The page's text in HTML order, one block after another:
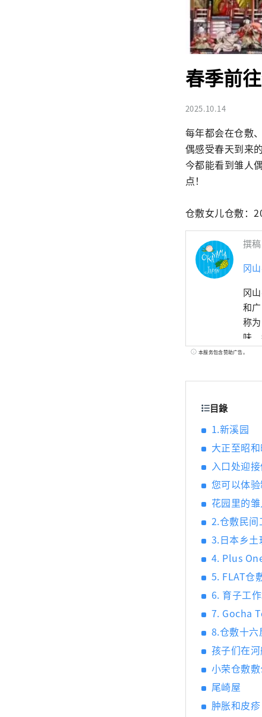
春季前
2025.10.14
每年都会在仓敷
偶感受春天到来
今都能看到雏人
点！
仓敷女儿仓敷：
撰稿
冈
冈
和广
称
味，
世
本服务包含赞助广告。
目錄
1.新溪园
大正至昭
入口处迎
您可以体验
花园里的
2.仓敷民间
3.日本乡土
4. Plus
5. FLAT仓
6. 育子工
7. Gocha
8.仓敷十六
孩子们在
小荣仓敷
尾崎屋
肿胀和皮疹